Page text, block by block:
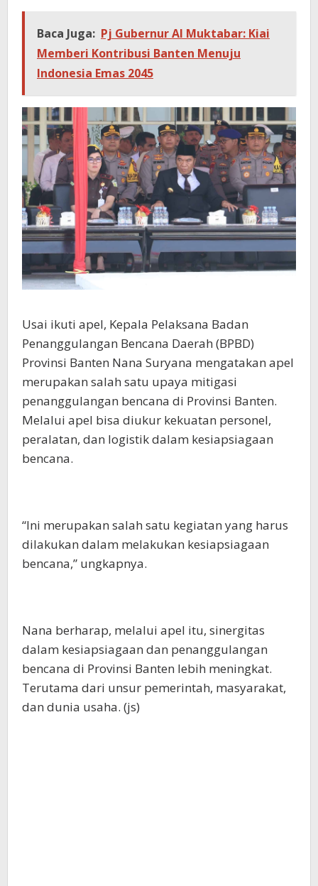
Baca Juga: Pj Gubernur Al Muktabar: Kiai
Memberi Kontribusi Banten Menuju
Indonesia Emas 2045
Usai ikuti apel, Kepala Pelaksana Badan
Penanggulangan Bencana Daerah (BPBD)
Provinsi Banten Nana Suryana mengatakan apel
merupakan salah satu upaya mitigasi
penanggulangan bencana di Provinsi Banten.
Melalui apel bisa diukur kekuatan personel,
peralatan, dan logistik dalam kesiapsiagaan
bencana.
“Ini merupakan salah satu kegiatan yang harus
dilakukan dalam melakukan kesiapsiagaan
bencana,” ungkapnya.
Nana berharap, melalui apel itu, sinergitas
dalam kesiapsiagaan dan penanggulangan
bencana di Provinsi Banten lebih meningkat.
Terutama dari unsur pemerintah, masyarakat,
dan dunia usaha. (js)